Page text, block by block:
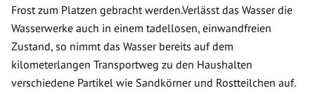
Frost zum Platzen gebracht werden.Verlässt das Wasser die
Wasserwerke auch in einem tadellosen, einwandfreien
Zustand, so nimmt das Wasser bereits auf dem
kilometerlangen Transportweg zu den Haushalten
verschiedene Partikel wie Sandkörner und Rostteilchen auf.